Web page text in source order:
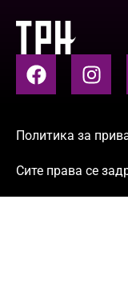
Политика за
Сите права се